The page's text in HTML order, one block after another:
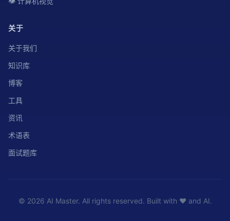
关于
关于我们
知识库
博客
工具
资讯
术语表
面试题库
© 2026 AI Master. All rights reserved. Built with ❤️ and AI.